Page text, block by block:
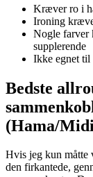
Kræver ro i
Ironing
Nogle farver
supplerende
Ikke egnet til
Bedste
(Hama/
Hvis jeg kun måtte
den firkantede,